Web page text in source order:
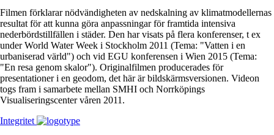
Filmen förklarar nödvändigheten av nedskalning av klimatmodellernas
resultat för att kunna göra anpassningar för framtida intensiva
nederbördstillfällen i städer. Den har visats på flera konferenser, t ex
under World Water Week i Stockholm 2011 (Tema: "Vatten i en
urbaniserad värld") och vid EGU konferensen i Wien 2015 (Tema:
"En resa genom skalor"). Originalfilmen producerades för
presentationer i en geodom, det här är bildskärmsversionen. Videon
togs fram i samarbete mellan SMHI och Norrköpings
Visualiseringscenter våren 2011.
Integritet